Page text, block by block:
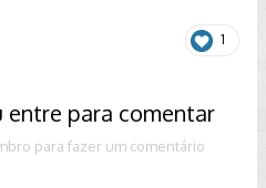
1
entre para comentar
para fazer um comentário